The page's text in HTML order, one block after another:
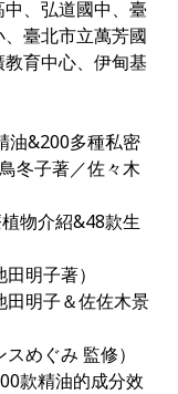
、弘道國中、臺
臺北市立萬芳國
育中心、伊甸基
油&200多種私密
冬子著／佐々木
物介紹&48款生
明子著）
田明子＆佐佐木景
めぐみ 監修）
款精油的成分效